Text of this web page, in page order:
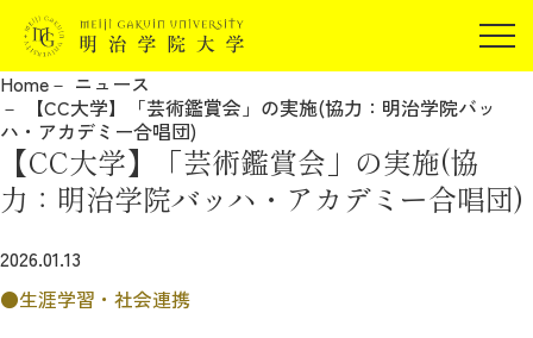
在学生の方
保証人の方
企業・研究者の方
JP EN
受験生の方
Home
ニュース
【CC大学】「芸術鑑賞会」の実施(協力：明治学院バッ
ハ・アカデミー合唱団)
【CC大学】「芸術鑑賞会」の実施(協
力：明治学院バッハ・アカデミー合唱団)
2026.01.13
生涯学習・社会連携